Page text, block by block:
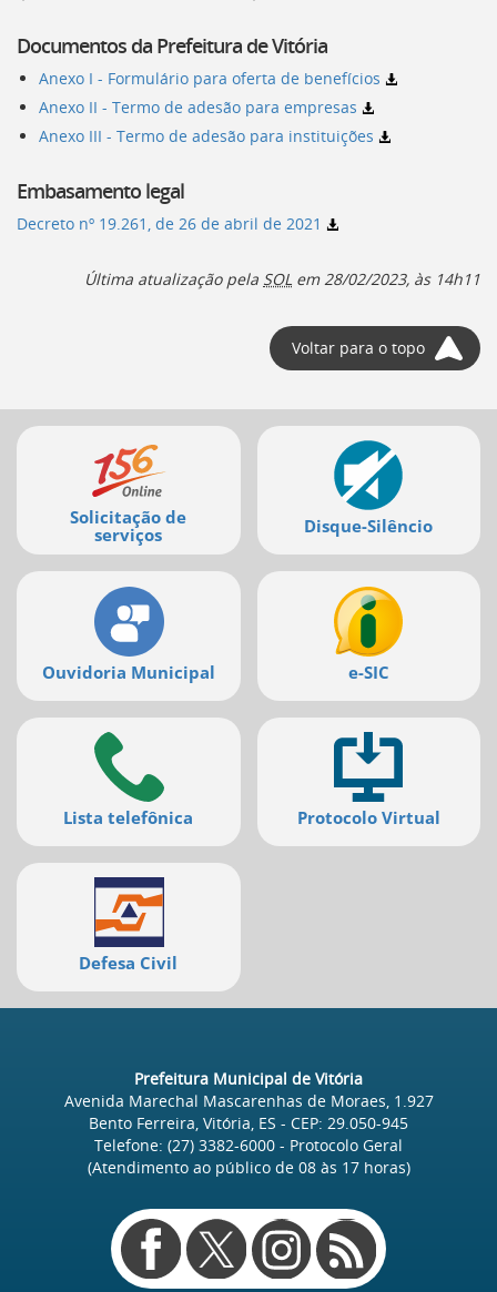
Documentos da Prefeitura de Vitória
Anexo I - Formulário para oferta de benefícios
Anexo II - Termo de adesão para empresas
Anexo III - Termo de adesão para instituições
Embasamento legal
Decreto nº 19.261, de 26 de abril de 2021
Última atualização pela SOL em 28/02/2023, às 14h11
Voltar para o topo
Mais
serviços
Solicitação de
serviços
Disque-Silêncio
Ouvidoria Municipal e-SIC
Lista telefônica Protocolo Virtual
Defesa Civil
Prefeitura Municipal de Vitória
Avenida Marechal Mascarenhas de Moraes, 1.927
Bento Ferreira, Vitória, ES - CEP: 29.050-945
Telefone: (27) 3382-6000 - Protocolo Geral
(Atendimento ao público de 08às 17horas)